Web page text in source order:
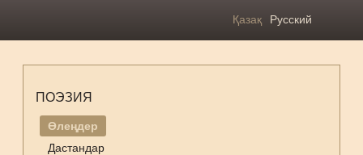
Қазақ Русский
ПОЭЗИЯ
Өлеңдер
Дастандар